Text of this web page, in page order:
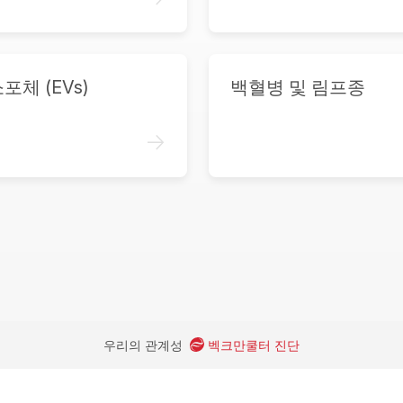
체 (EVs)
->
백혈병 및 림프종
우리의 관계성 벡크만쿨터 진단